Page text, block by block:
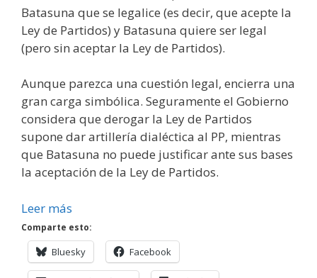
Batasuna que se legalice (es decir, que acepte la
Ley de Partidos) y Batasuna quiere ser legal
(pero sin aceptar la Ley de Partidos).
Aunque parezca una cuestión legal, encierra una
gran carga simbólica. Seguramente el Gobierno
considera que derogar la Ley de Partidos
supone dar artillería dialéctica al PP, mientras
que Batasuna no puede justificar ante sus bases
la aceptación de la Ley de Partidos.
Leer más
Comparte esto:
Bluesky Facebook